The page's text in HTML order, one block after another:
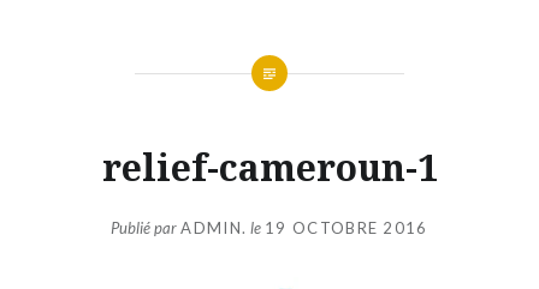
relief-cameroun-1
Publié parADMIN. le 19 OCTOBRE 2016